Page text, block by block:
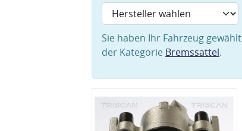
Sie haben Ihr Fahrzeug
der Kategorie Bremssattel.